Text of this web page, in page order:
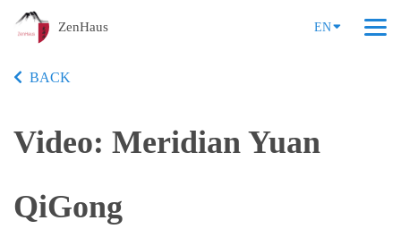
ZenHaus EN
BACK
Video: Meridian Yuan
QiGong